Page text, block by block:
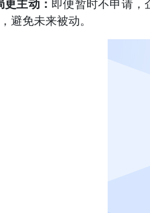
主动： 即便暂时不申请，
避免未来被动。